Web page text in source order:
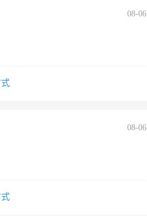
08-06
08-06